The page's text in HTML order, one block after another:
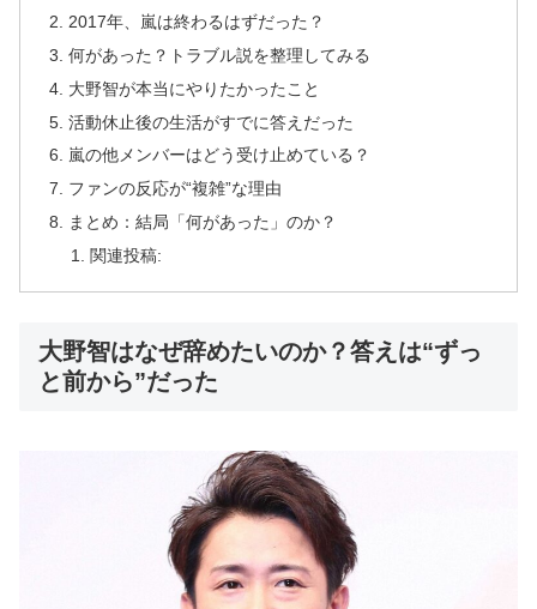
2017年、嵐は終わるはずだった？
何があった？トラブル説を整理してみる
大野智が本当にやりたかったこと
活動休止後の生活がすでに答えだった
嵐の他メンバーはどう受け止めている？
ファンの反応が“複雑”な理由
まとめ：結局「何があった」のか？
関連投稿:
大野智はなぜ辞めたいのか？答えは“ずっ
と前から”だった